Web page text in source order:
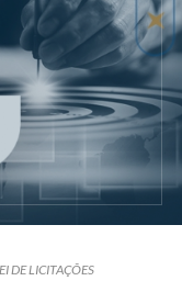
DE LICITAÇÕES